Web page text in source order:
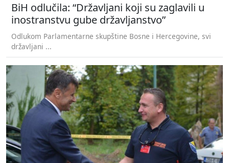
BiH odlučila: “Državljani koji su zaglavili u
inostranstvu gube državljanstvo”
Odlukom Parlamentarne skupštine Bosne i Hercegovine, svi
državljani ...